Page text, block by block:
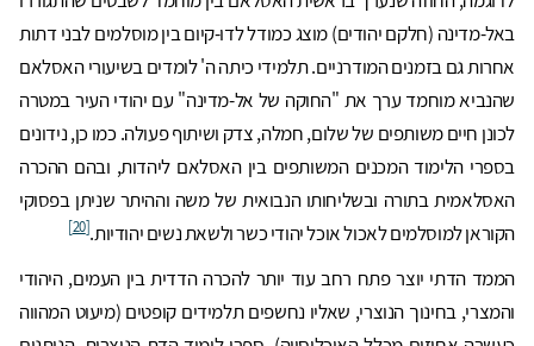
באל-מדינה (חלקם יהודים) מוצג כמודל לדו-קיום בין מוסלמים לבני דתות
אחרות גם בזמנים המודרניים. תלמידי כיתה ה' לומדים בשיעורי האסלאם
שהנביא מוחמד ערך את "החוקה של אל-מדינה" עם יהודי העיר במטרה
לכונן חיים משותפים של שלום, חמלה, צדק ושיתוף פעולה. כמו כן, נידונים
בספרי הלימוד המכנים המשותפים בין האסלאם ליהדות, ובהם ההכרה
האסלאמית בתורה ובשליחותו הנבואית של משה וההיתר שניתן בפסוקי
הקוראן למוסלמים לאכול אוכל יהודי כשר ולשאת נשים יהודיות.[20]
הממד הדתי יוצר פתח רחב עוד יותר להכרה הדדית בין העמים, היהודי
והמצרי, בחינוך הנוצרי, שאליו נחשפים תלמידים קופטים (מיעוט המהווה